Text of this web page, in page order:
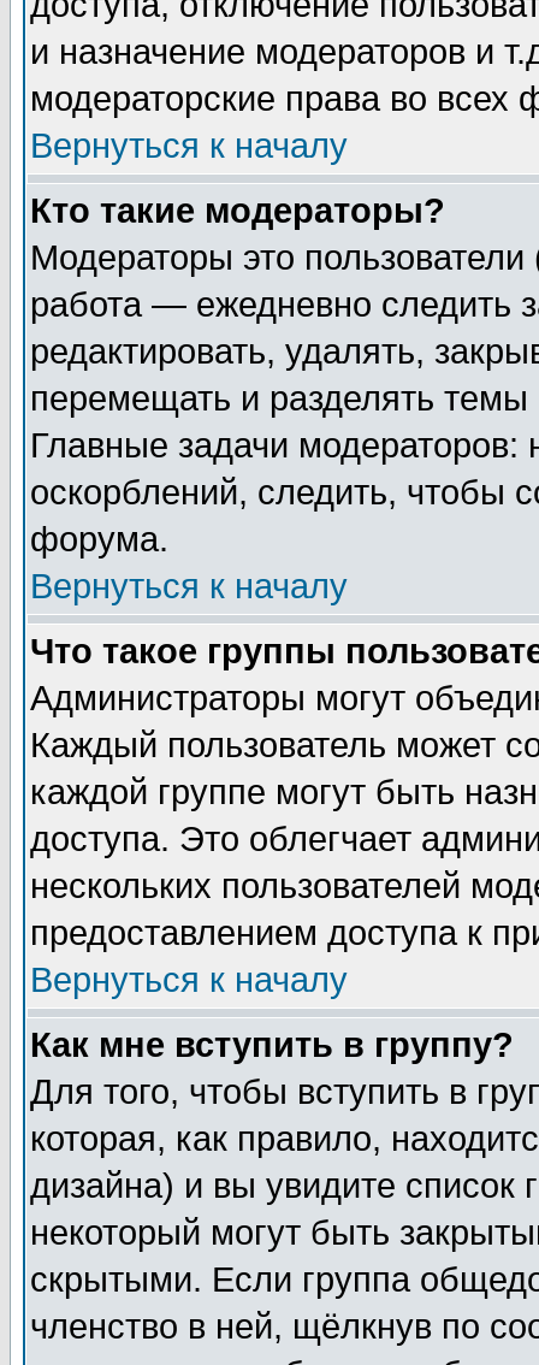
и назначение модераторов и
модераторские права во всех
Вернуться к началу
Кто такие модераторы?
Модераторы это
работа — ежедневно следить
редактировать, удалять,
перемещать и разделять
Главные задачи
оскорблений, следить, чтобы
форума.
Вернуться к началу
Что такое группы
Администраторы могут
Каждый пользователь может
каждой группе могут быть
доступа. Это облегчает
нескольких пользователей
предоставлением доступа к
Вернуться к началу
Как мне вступить в группу?
Для того, чтобы вступить в
которая, как правило,
дизайна) и вы увидите список
некоторый могут быть
скрытыми. Если группа
членство в ней, щёлкнув по